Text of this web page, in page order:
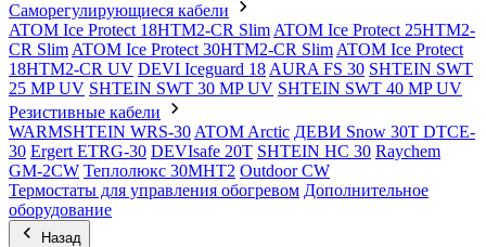
Саморегулирующиеся кабели
ATOM Ice Protect 18HTM2-CR Slim ATOM Ice Protect 25HTM2-
CR Slim ATOM Ice Protect 30HTM2-CR Slim ATOM Ice Protect
18HTM2-CR UV DEVI Iceguard 18 AURA FS 30 SHTEIN SWT
25 MP UV SHTEIN SWT 30 MP UV SHTEIN SWT 40 MP UV
Резистивные кабели
WARMSHTEIN WRS-30 ATOM Arctic ДЕВИ Snow 30T DTCE-
30 Ergert ETRG-30 DEVIsafe 20T SHTEIN HC 30 Raychem
GM-2CW Теплолюкс 30МНТ2 Outdoor CW
Термостаты для управления обогревом Дополнительное
оборудование
Назад